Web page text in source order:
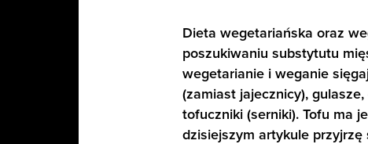
Dieta wegetariańska oraz
poszukiwaniu substytutu
wegetarianie i weganie
(zamiast jajecznicy),
tofuczniki (serniki). Tofu ma
dzisiejszym artykule